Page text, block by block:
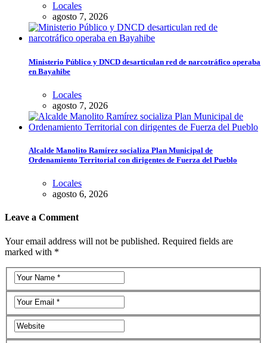
Locales
agosto 7, 2026
Ministerio Público y DNCD desarticulan red de narcotráfico operaba
en Bayahibe
Locales
agosto 7, 2026
Alcalde Manolito Ramírez socializa Plan Municipal de
Ordenamiento Territorial con dirigentes de Fuerza del Pueblo
Locales
agosto 6, 2026
Leave a Comment
Your email address will not be published. Required fields are
marked with *